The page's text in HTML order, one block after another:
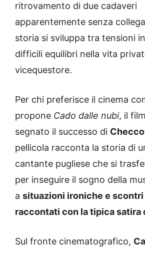
ritrovamento di due cadaveri
apparentemente senza
storia si sviluppa tra tensioni
difficili equilibri nella vita
vicequestore.
Per chi preferisce il cinema
propone Cado dalle nubi, il
segnato il successo di
pellicola racconta la storia di
cantante pugliese che si
per inseguire il sogno della
a situazioni ironiche e
raccontati con la tipica satira
Sul fronte cinematografico,